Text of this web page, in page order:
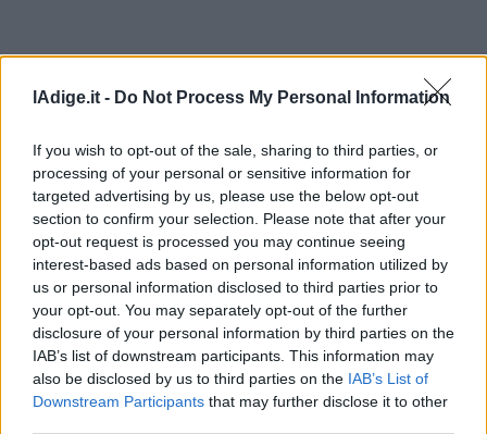
lAdige.it - Do Not Process My Personal Information
If you wish to opt-out of the sale, sharing to third parties, or
processing of your personal or sensitive information for
targeted advertising by us, please use the below opt-out
section to confirm your selection. Please note that after your
opt-out request is processed you may continue seeing
interest-based ads based on personal information utilized by
us or personal information disclosed to third parties prior to
your opt-out. You may separately opt-out of the further
disclosure of your personal information by third parties on the
IAB’s list of downstream participants. This information may
also be disclosed by us to third parties on the IAB’s List of
Downstream Participants that may further disclose it to other